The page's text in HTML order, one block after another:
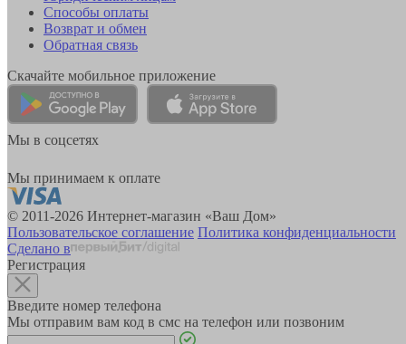
Способы оплаты
Возврат и обмен
Обратная связь
Скачайте мобильное приложение
Мы в соцсетях
Мы принимаем к оплате
© 2011-2026 Интернет-магазин «Ваш Дом»
Пользовательское соглашение Политика конфиденциальности
Сделано в
Регистрация
Введите номер телефона
Мы отправим вам код в смс на телефон или позвоним